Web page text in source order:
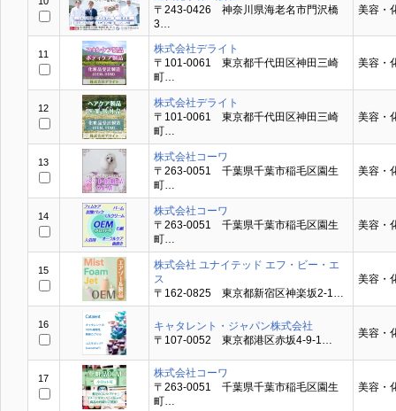
〒243-0426 神奈川県海老名市門沢橋
3…
美容・
11
株式会社デライト
〒101-0061 東京都千代田区神田三崎
町…
美容・
12
株式会社デライト
〒101-0061 東京都千代田区神田三崎
町…
美容・
13
株式会社コーワ
〒263-0051 千葉県千葉市稲毛区園生
町…
美容・
14
株式会社コーワ
〒263-0051 千葉県千葉市稲毛区園生
町…
美容・
15
株式会社 ユナイテッド エフ・ビー・エ
ス
〒162-0825 東京都新宿区神楽坂2-1…
美容・
16
キャタレント・ジャパン株式会社
〒107-0052 東京都港区赤坂4-9-1…
美容・
17
株式会社コーワ
〒263-0051 千葉県千葉市稲毛区園生
町…
美容・